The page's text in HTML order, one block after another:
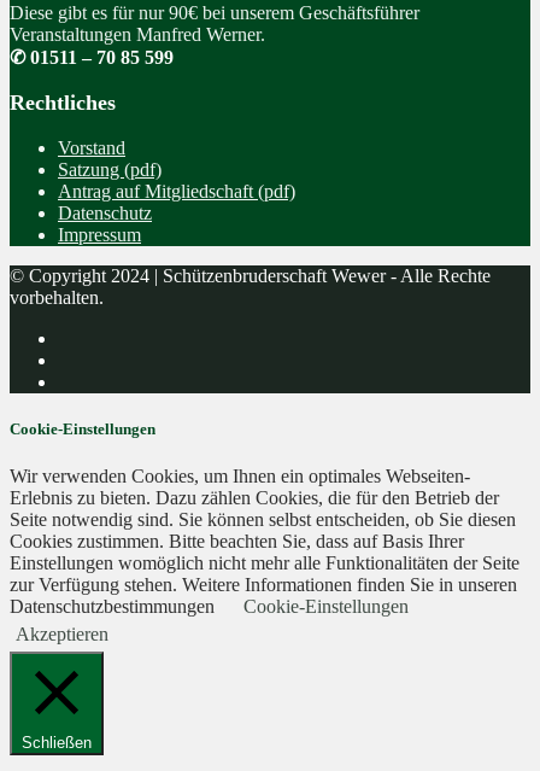
Diese gibt es für nur 90€ bei unserem Geschäftsführer
Veranstaltungen Manfred Werner.
✆ 01511 – 70 85 599
Rechtliches
Vorstand
Satzung (pdf)
Antrag auf Mitgliedschaft (pdf)
Datenschutz
Impressum
© Copyright 2024 | Schützenbruderschaft Wewer - Alle Rechte
vorbehalten.
Cookie-Einstellungen
Wir verwenden Cookies, um Ihnen ein optimales Webseiten-
Erlebnis zu bieten. Dazu zählen Cookies, die für den Betrieb der
Seite notwendig sind. Sie können selbst entscheiden, ob Sie diesen
Cookies zustimmen. Bitte beachten Sie, dass auf Basis Ihrer
Einstellungen womöglich nicht mehr alle Funktionalitäten der Seite
zur Verfügung stehen. Weitere Informationen finden Sie in unseren
Datenschutzbestimmungen
Cookie-Einstellungen
Akzeptieren
Schließen